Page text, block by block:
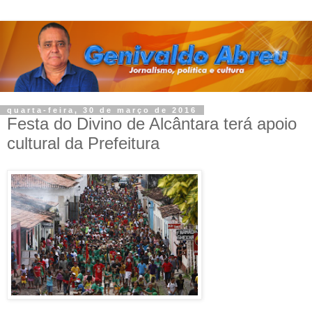
quarta-feira, 30 de março de 2016
Festa do Divino de Alcântara terá apoio
cultural da Prefeitura